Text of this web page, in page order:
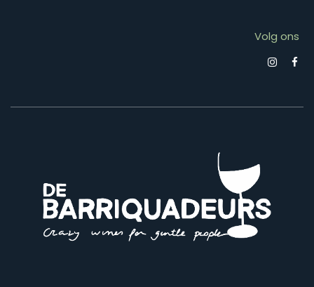
Volg ons